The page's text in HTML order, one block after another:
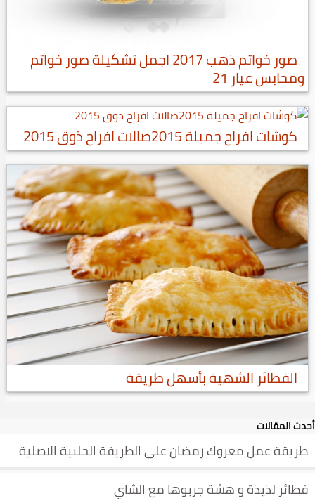
صور خواتم ذهب 2017 اجمل تشكيلة صور خواتم
ومحابس عيار 21
كوشات افراح جميلة 2015صالات افراح ذوق 2015
الفطائر الشهية بأسهل طريقة
أحدث المقالات
طريقة عمل معروك رمضان على الطريقة الحلبية الاصلية
فطائر لذيذة و هشة جربوها مع الشاي